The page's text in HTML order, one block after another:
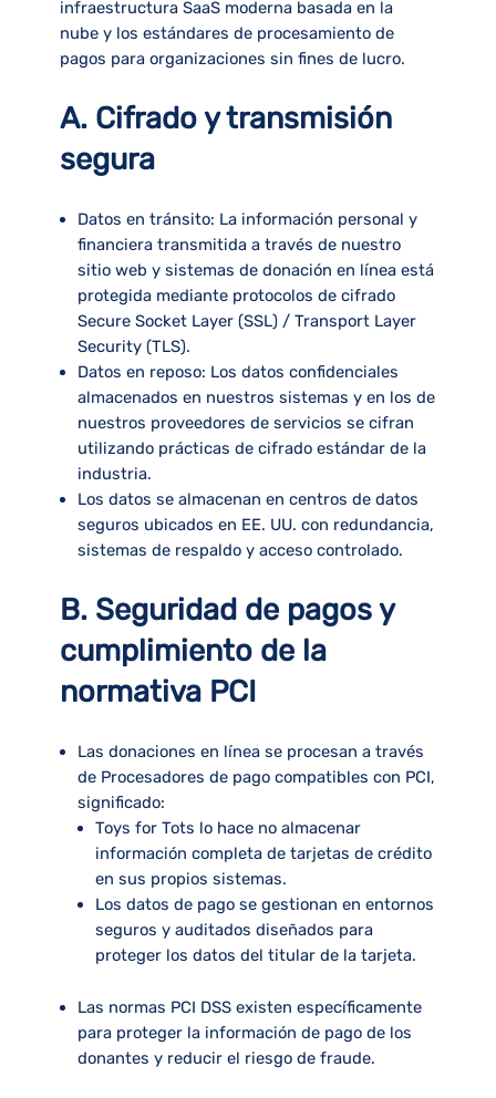
infraestructura SaaS moderna basada en la
nube y los estándares de procesamiento de
pagos para organizaciones sin fines de lucro.
A. Cifrado y transmisión
segura
Datos en tránsito: La información personal y
financiera transmitida a través de nuestro
sitio web y sistemas de donación en línea está
protegida mediante protocolos de cifrado
Secure Socket Layer (SSL) / Transport Layer
Security (TLS).
Datos en reposo: Los datos confidenciales
almacenados en nuestros sistemas y en los de
nuestros proveedores de servicios se cifran
utilizando prácticas de cifrado estándar de la
industria.
Los datos se almacenan en centros de datos
seguros ubicados en EE. UU. con redundancia,
sistemas de respaldo y acceso controlado.
B. Seguridad de pagos y
cumplimiento de la
normativa PCI
Las donaciones en línea se procesan a través
de Procesadores de pago compatibles con PCI,
significado:
Toys for Tots lo hace no almacenar
información completa de tarjetas de crédito
en sus propios sistemas.
Los datos de pago se gestionan en entornos
seguros y auditados diseñados para
proteger los datos del titular de la tarjeta.
Las normas PCI DSS existen específicamente
para proteger la información de pago de los
donantes y reducir el riesgo de fraude.